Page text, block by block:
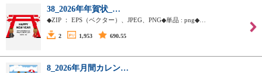
38_2026年年賀状_…
◆ZIP ： EPS（ベクター）、JPEG、PNG◆単品 : png◆…
2 1,953 690.55
8_2026年月間カレン…